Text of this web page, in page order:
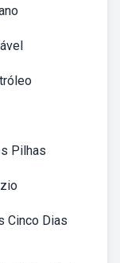
Pilhas
Cinco Dias